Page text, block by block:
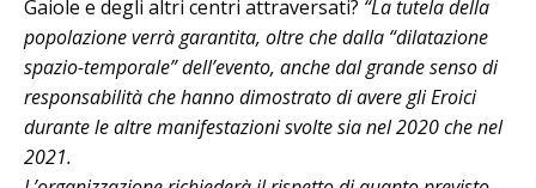
Gaiole e degli altri centri attraversati? “La tutela della
popolazione verrà garantita, oltre che dalla “dilatazione
spazio-temporale” dell’evento, anche dal grande senso di
responsabilità che hanno dimostrato di avere gli Eroici
durante le altre manifestazioni svolte sia nel 2020 che nel
2021.